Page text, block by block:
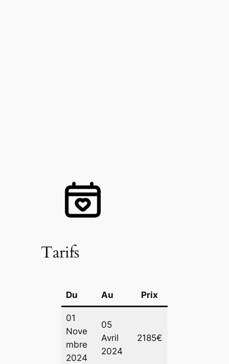
Tarifs
Du Au Prix
01
Nove
mbre
2024
05
Avril
2024
2185€